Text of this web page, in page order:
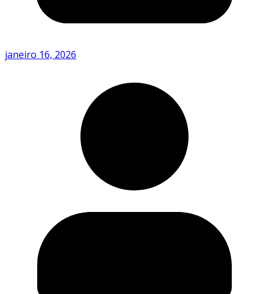
janeiro 16, 2026